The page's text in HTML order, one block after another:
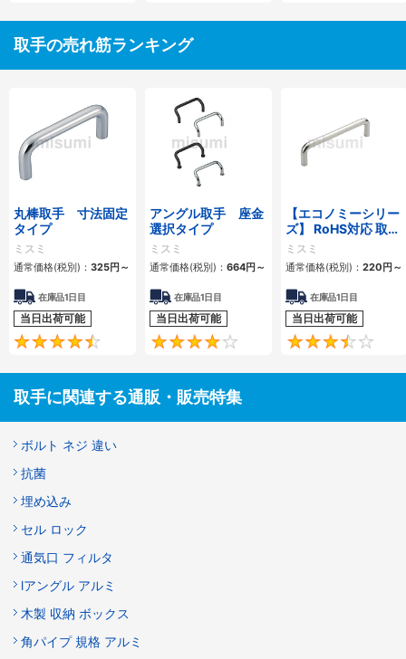
取手の売れ筋ランキング
丸棒取手 寸法固定
タイプ
ミスミ
通常価格(税別)： 325円～
在庫品1日目
当日出荷可能
4.6
アングル取手 座金
選択タイプ
ミスミ
通常価格(税別)： 664円～
在庫品1日目
当日出荷可能
4.3
【エコノミーシリー
ズ】 RoHS対応 取手
丸棒
ミスミ
通常価格(税別)： 220円～
在庫品1日目
当日出荷可能
取手に関連する通販・販売特集
ボルト ネジ 違い
抗菌
埋め込み
セル ロック
通気口 フィルタ
lアングル アルミ
木製 収納 ボックス
角パイプ 規格 アルミ